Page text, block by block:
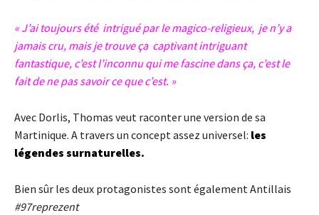
« J’ai toujours été intrigué par le magico-religieux, jen’y a
jamais cru, mais je trouve ça captivant intriguant
fantastique, c’est l’inconnu qui me fascine dans ça, c’est le
fait de ne pas savoir ce que c’est. »
Avec Dorlis, Thomas veut raconter une version de sa
Martinique. A travers un concept assez universel: les
légendes surnaturelles.
Bien sûr les deux protagonistes sont également Antillais
#97reprezent